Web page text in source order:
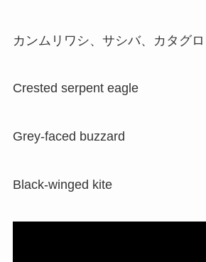
カンムリワシ、サシバ、カタグ
Crested serpent eagle
Grey-faced buzzard
Black-winged kite